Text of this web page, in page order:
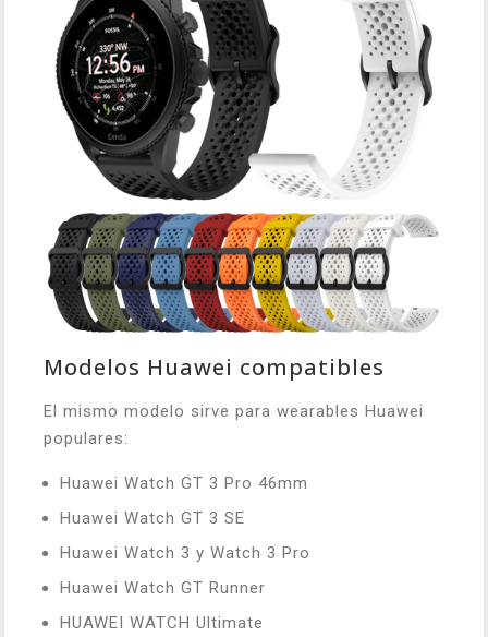
Modelos Huawei compatibles
El mismo modelo sirve para wearables Huawei
populares:
Huawei Watch GT 3 Pro 46mm
Huawei Watch GT 3 SE
Huawei Watch 3 y Watch 3 Pro
Huawei Watch GT Runner
HUAWEI WATCH Ultimate